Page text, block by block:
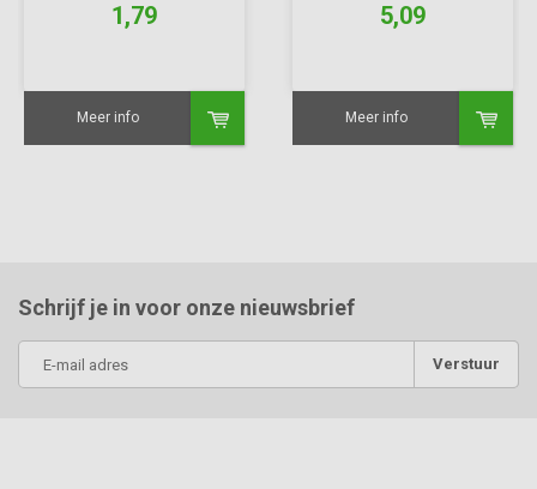
1,79
Meer info
5,09
Meer info
Schrijf je in voor onze nieuwsbrief
Verstuur